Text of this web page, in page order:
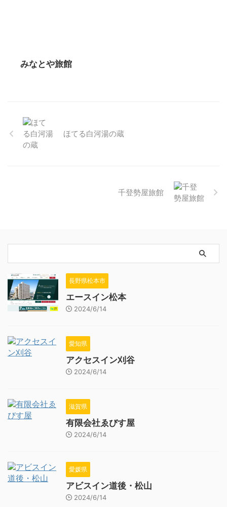
みなとや旅館
ほてる白河湯の蔵
千登勢屋旅館
長野県松本市
エースイン松本
2024/6/14
愛知県
アクセスイン刈谷
2024/6/14
滋賀県
有限会社ゑびす屋
2024/6/14
愛媛県
アビスイン道後・松山
2024/6/14